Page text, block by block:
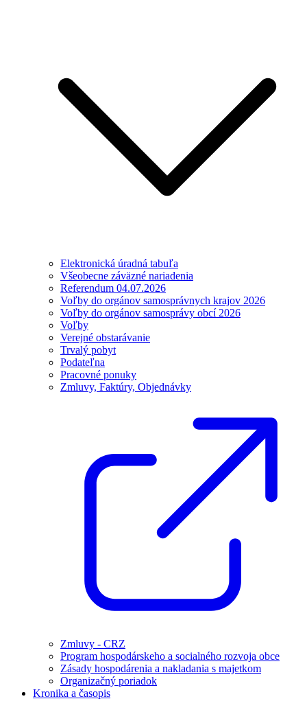
Elektronická úradná tabuľa
Všeobecne záväzné nariadenia
Referendum 04.07.2026
Voľby do orgánov samosprávnych krajov 2026
Voľby do orgánov samosprávy obcí 2026
Voľby
Verejné obstarávanie
Trvalý pobyt
Podateľna
Pracovné ponuky
Zmluvy, Faktúry, Objednávky
Zmluvy - CRZ
Program hospodárskeho a socialného rozvoja obce
Zásady hospodárenia a nakladania s majetkom
Organizačný poriadok
Kronika a časopis